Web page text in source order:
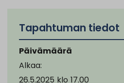
Tapahtuman tiedot
Päivämäärä
Alkaa:
26.5.2025 klo 17.00